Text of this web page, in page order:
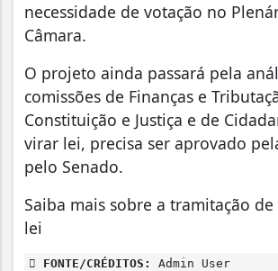
necessidade de votação no
Câmara.
O projeto ainda passará pela
comissões de Finanças e
Constituição e Justiça e de
virar lei, precisa ser aprovado
pelo Senado.
Saiba mais sobre a tramitação
lei
FONTE/CRÉDITOS: Admin User